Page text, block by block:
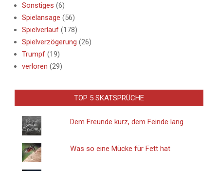
Sonstiges (6)
Spielansage (56)
Spielverlauf (178)
Spielverzögerung (26)
Trumpf (19)
verloren (29)
TOP 5 SKATSPRÜCHE
Dem Freunde kurz, dem Feinde lang
Was so eine Mücke für Fett hat